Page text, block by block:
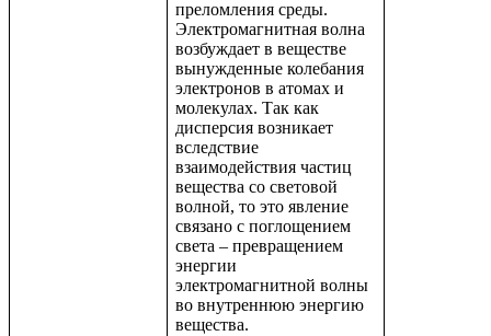
преломления среды.
Электромагнитная волна
возбуждает в веществе
вынужденные колебания
электронов в атомах и
молекулах. Так как
дисперсия возникает
вследствие
взаимодействия частиц
вещества со световой
волной, то это явление
связано с поглощением
света – превращением
энергии
электромагнитной волны
во внутреннюю энергию
вещества.